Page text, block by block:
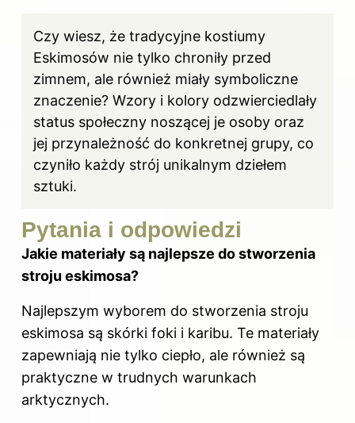
Czy wiesz, że tradycyjne kostiumy
Eskimosów nie tylko chroniły przed
zimnem, ale również miały symboliczne
znaczenie? Wzory i kolory odzwierciedlały
status społeczny noszącej je osoby oraz
jej przynależność do konkretnej grupy, co
czyniło każdy strój unikalnym dziełem
sztuki.
Pytania i odpowiedzi
Jakie materiały są najlepsze do stworzenia
stroju eskimosa?
Najlepszym wyborem do stworzenia stroju
eskimosa są skórki foki i karibu. Te materiały
zapewniają nie tylko ciepło, ale również są
praktyczne w trudnych warunkach
arktycznych.